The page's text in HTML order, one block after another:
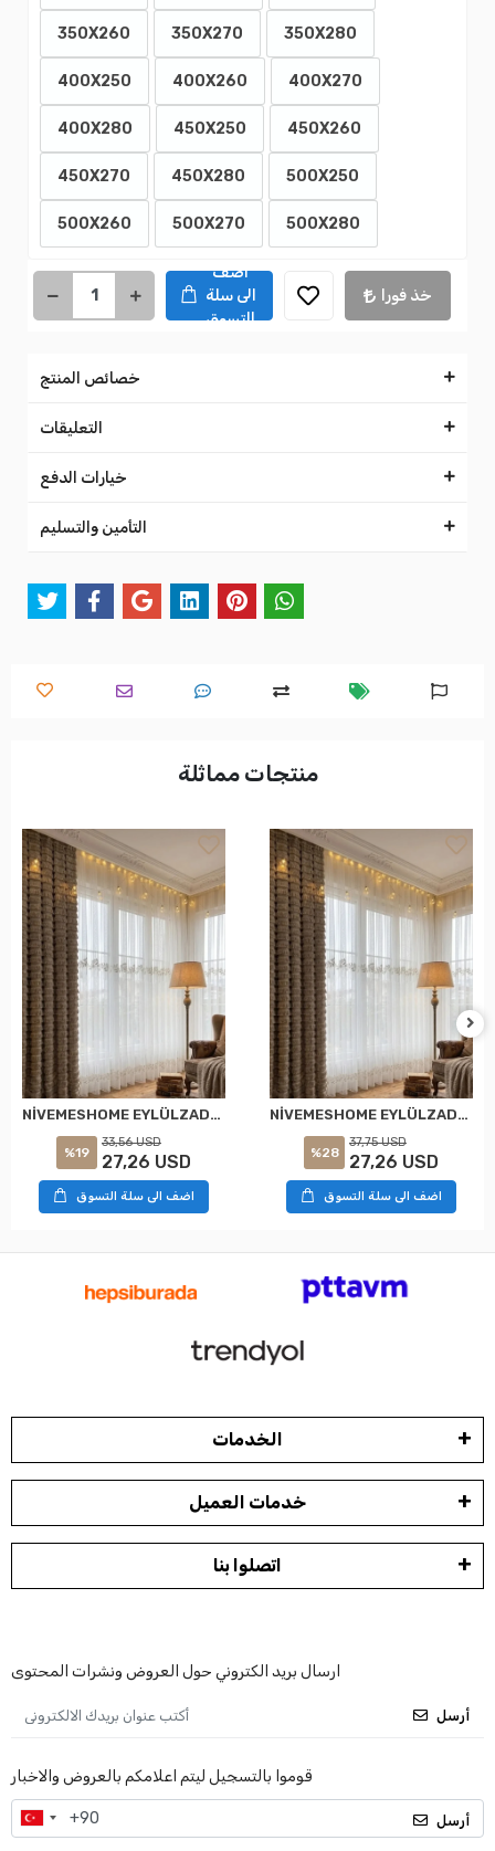
350X260 350X270 350X280
400X250 400X260 400X270
400X280 450X250 450X260
450X270 450X280 500X250
500X260 500X270 500X280
اضف
الى سلة
التسوق
خذ فورا
خصائص المنتج
التعليقات
خيارات الدفع
التأمين والتسليم
منتجات مماثلة
NİVEMESHOME EYLÜLZADE GOLD DETAY 1/2,5 PİLELİ TÜL PERDE APM
%19
33,56 USD
27,26 USD
اضف الى سلة التسوق
NİVEMESHOME EYLÜLZADE GOLD DETAY 1/3 PİLELİ TÜL PERDE APM
%28
37,75 USD
27,26 USD
اضف الى سلة التسوق
الخدمات
خدمات العميل
اتصلوا بنا
ارسال بريد الكتروني حول العروض ونشرات المحتوى
أرسل
قوموا بالتسجيل ليتم اعلامكم بالعروض والاخبار
أرسل